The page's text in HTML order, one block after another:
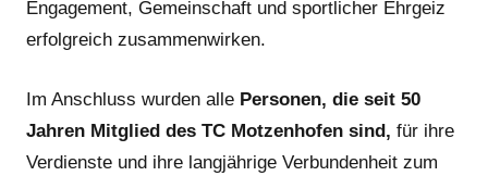
Engagement, Gemeinschaft und sportlicher Ehrgeiz
erfolgreich zusammenwirken.
Im Anschluss wurden alle Personen, die seit 50
Jahren Mitglied des TC Motzenhofen sind, für ihre
Verdienste und ihre langjährige Verbundenheit zum